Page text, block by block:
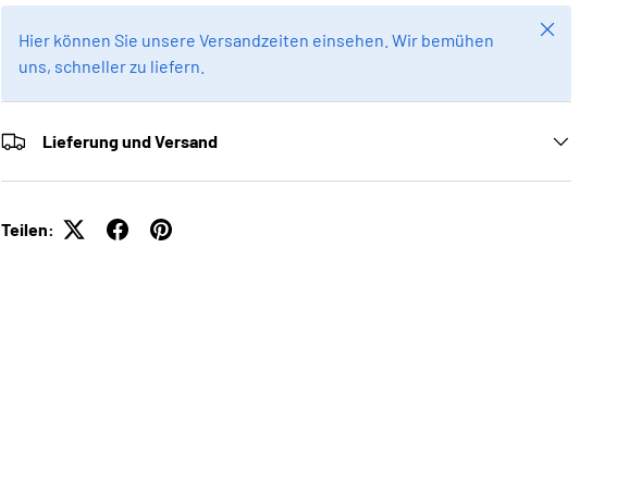
Hier können Sie unsere Versandzeiten einsehen. Wir bemühen
uns, schneller zu liefern.
Schließen
Lieferung und Versand
Teilen: